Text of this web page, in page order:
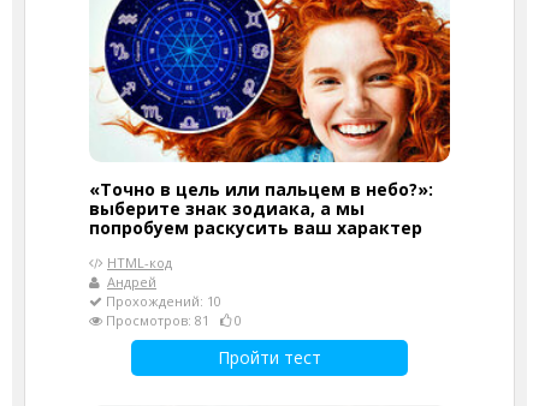
«Точно в цель или пальцем в небо?»:
выберите знак зодиака, а мы
попробуем раскусить ваш характер
HTML-код
Андрей
Прохождений: 10
Просмотров: 81
0
Пройти тест